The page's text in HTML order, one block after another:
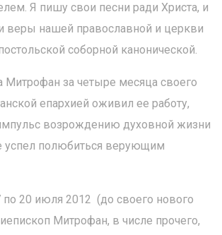
Я пишу свои песни ради Христа, и
веры нашей православной и церкви
соборной канонической.
за четыре месяца своего
епархией оживил ее работу,
возрождению духовной жизни
успел полюбиться верующим
по 20 июля 2012 (до своего нового
Митрофан, в числе прочего,